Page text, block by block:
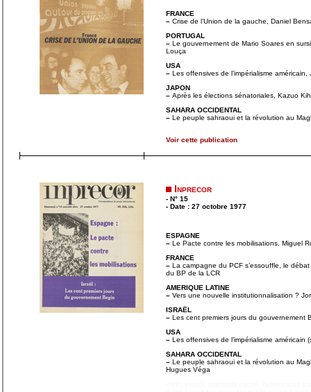
FRANCE
– Crise de l’Union de la gauche, Daniel
PORTUGAL
– Le gouvernement de Mario Soares en
Louça
USA
– Les offensives de l’impérialisme américain,
JAPON
– Après les élections sénatoriales, Kazuo
SAHARA OCCIDENTAL
– Le peuple sahraoui et la révolution au
Voir cette publication
Inprecor
- N° 15
- Date : 27 octobre 1977
ESPAGNE
– Le Pacte contre les mobilisations, Miguel
FRANCE
– La campagne du PCF s’essouffle, le
du BP de la LCR
AMERIQUE LATINE
– Vers une nouvelle institutionnalisation ?
ISRAËL
– Les cent premiers jours du gouvernement
USA
– Les offensives de l’impérialisme américain
SAHARA OCCIDENTAL
– Le peuple sahraoui et la révolution au
Hugues Véga